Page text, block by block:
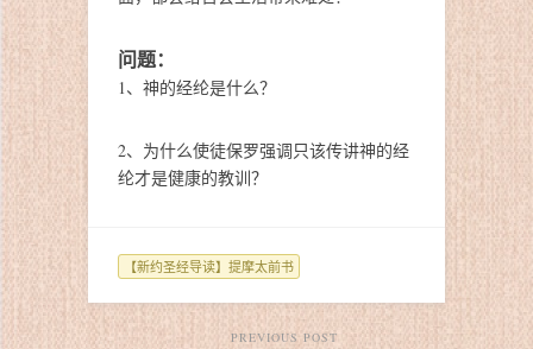
问题：
1、神的经纶是什么？
2、为什么使徒保罗强调只该传讲神的经
纶才是健康的教训？
【新约圣经导读】提摩太前书
PREVIOUS POST